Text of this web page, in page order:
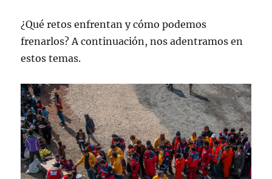
¿Qué retos enfrentan y cómo podemos
frenarlos? A continuación, nos adentramos en
estos temas.